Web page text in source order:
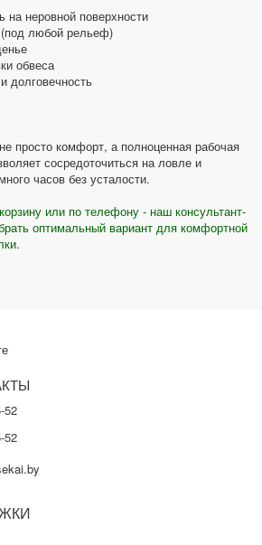
на неровной поверхности
любой рельеф)
обвеса
долговечность
просто комфорт, а полноценная рабочая
сосредоточиться на ловле и
часов без усталости.
или по телефону - наш консультант-
оптимальный вариант для комфортной
52
52